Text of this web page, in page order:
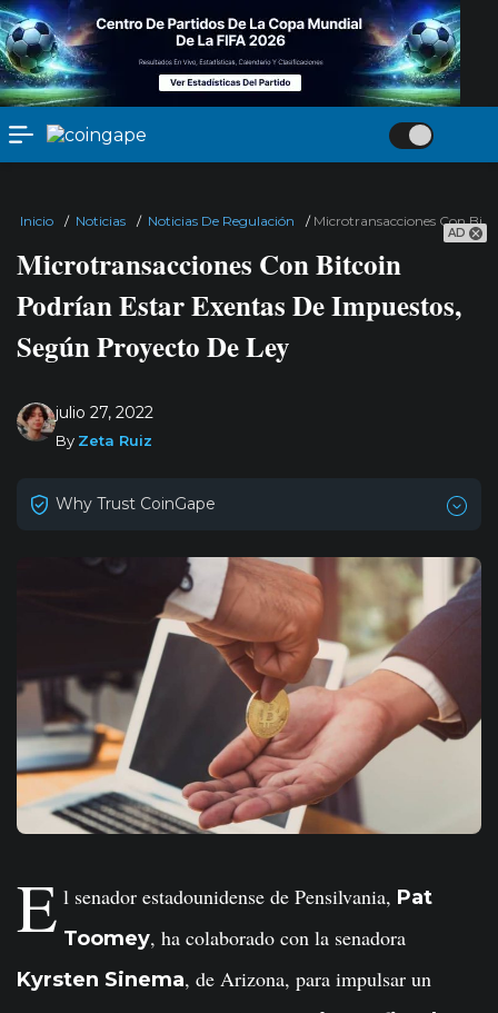
AD
Inicio / Noticias / Noticias De Regulación / Microtransacciones Con
Microtransacciones Con Bitcoin
Podrían Estar Exentas De Impuestos,
Según Proyecto De Ley
julio 27, 2022
By Zeta Ruiz
Why Trust CoinGape
E l senador estadounidense de Pensilvania, Pat
Toomey, ha colaborado con la senadora
Kyrsten Sinema, de Arizona, para impulsar un